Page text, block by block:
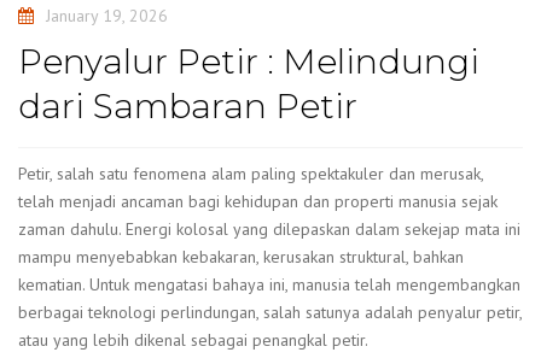
January 19, 2026
Penyalur Petir : Melindungi
dari Sambaran Petir
Petir, salah satu fenomena alam paling spektakuler dan merusak,
telah menjadi ancaman bagi kehidupan dan properti manusia sejak
zaman dahulu. Energi kolosal yang dilepaskan dalam sekejap mata ini
mampu menyebabkan kebakaran, kerusakan struktural, bahkan
kematian. Untuk mengatasi bahaya ini, manusia telah mengembangkan
berbagai teknologi perlindungan, salah satunya adalah penyalur petir,
atau yang lebih dikenal sebagai penangkal petir.